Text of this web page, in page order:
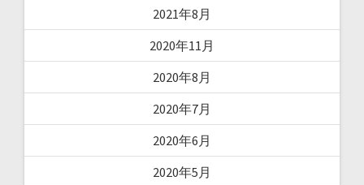
2021年8月
2020年11月
2020年8月
2020年7月
2020年6月
2020年5月